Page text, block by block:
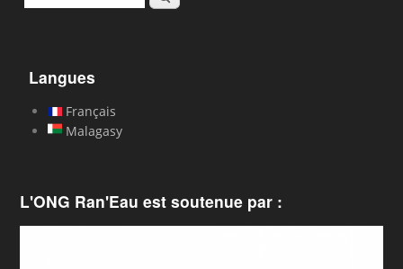
Langues
Français
Malagasy
L'ONG Ran'Eau est soutenue par :